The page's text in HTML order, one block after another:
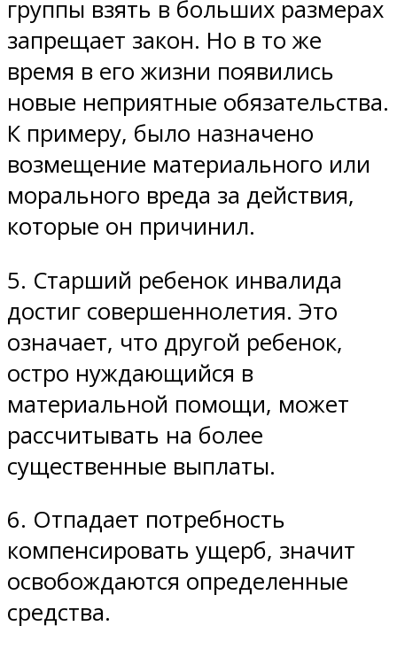
группы взять в больших размерах
запрещает закон. Но в то же
время в его жизни появились
новые неприятные обязательства.
К примеру, было назначено
возмещение материального или
морального вреда за действия,
которые он причинил.
5. Старший ребенок инвалида
достиг совершеннолетия. Это
означает, что другой ребенок,
остро нуждающийся в
материальной помощи, может
рассчитывать на более
существенные выплаты.
6. Отпадает потребность
компенсировать ущерб, значит
освобождаются определенные
средства.